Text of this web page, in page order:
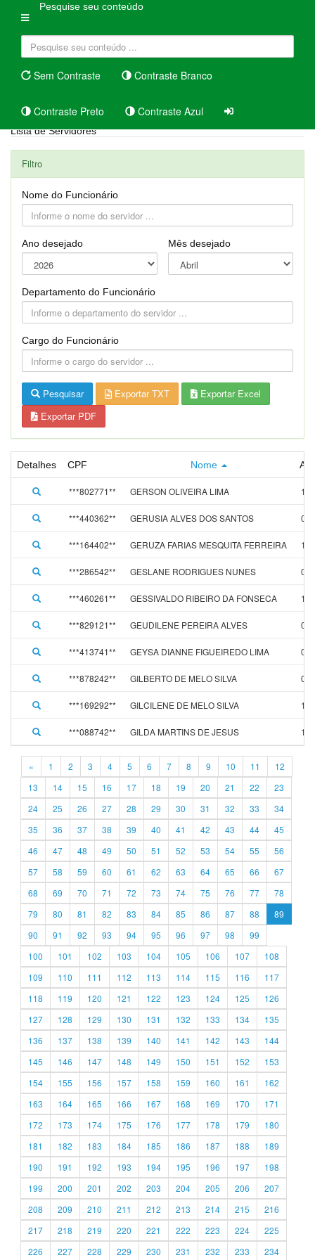
Pesquise seu conteúdo
Sem Contraste Contraste Branco
Contraste Preto Contraste Azul
Lista de Servidores
Filtro
Nome do Funcionário
Ano desejado Mês desejado
Departamento do Funcionário
Cargo do Funcionário
Pesquisar Exportar TXT
Exportar Excel
Exportar PDF
Detalhes CPF Nome
***802771** GERSON OLIVEIRA LIMA
***440362** GERUSIA ALVES DOS SANTOS
***164402** GERUZA FARIAS MESQUITA FERREIRA
***286542** GESLANE RODRIGUES NUNES
***460261** GESSIVALDO RIBEIRO DA FONSECA
***829121** GEUDILENE PEREIRA ALVES
***413741** GEYSA DIANNE FIGUEIREDO LIMA
***878242** GILBERTO DE MELO SILVA
***169292** GILCILENE DE MELO SILVA
***088742** GILDA MARTINS DE JESUS
« 1 2 3 4 5 6 7 8 9 10 11
12
13
14 15 16 17 18 19 20 21 22
23
24
25 26 27 28 29 30 31 32 33
34
35
36 37 38 39 40 41 42 43 44
45
46
47 48 49 50 51 52 53 54 55
56
57
58 59 60 61 62 63 64 65 66
67
68
69 70 71 72 73 74 75 76 77
78
79
80 81 82 83 84 85 86 87 88
89
90
91 92 93 94 95 96 97 98
99
100
101 102 103 104 105 106 107
108
109
110 111 112 113 114 115 116
117
118
119 120 121 122 123 124 125
126
127
128 129 130 131 132 133 134
135
136
137 138 139 140 141 142 143
144
145
146 147 148 149 150 151 152
153
154
155 156 157 158 159 160 161
162
163
164 165 166 167 168 169 170
171
172
173 174 175 176 177 178 179
180
181
182 183 184 185 186 187 188
189
190
191 192 193 194 195 196 197
198
199
200 201 202 203 204 205 206
207
208
209 210 211 212 213 214 215
216
217
218 219 220 221 222 223 224
225
226
227 228 229 230 231 232 233 234